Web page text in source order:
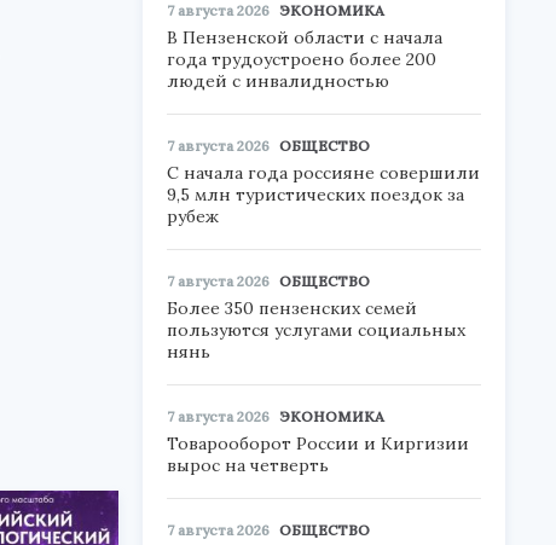
7 августа 2026 ЭКОНОМИКА
В Пензенской области с начала
года трудоустроено более 200
людей с инвалидностью
7 августа 2026 ОБЩЕСТВО
С начала года россияне совершили
9,5 млн туристических поездок за
рубеж
7 августа 2026 ОБЩЕСТВО
Более 350 пензенских семей
пользуются услугами социальных
нянь
7 августа 2026 ЭКОНОМИКА
Товарооборот России и Киргизии
вырос на четверть
7 августа 2026 ОБЩЕСТВО